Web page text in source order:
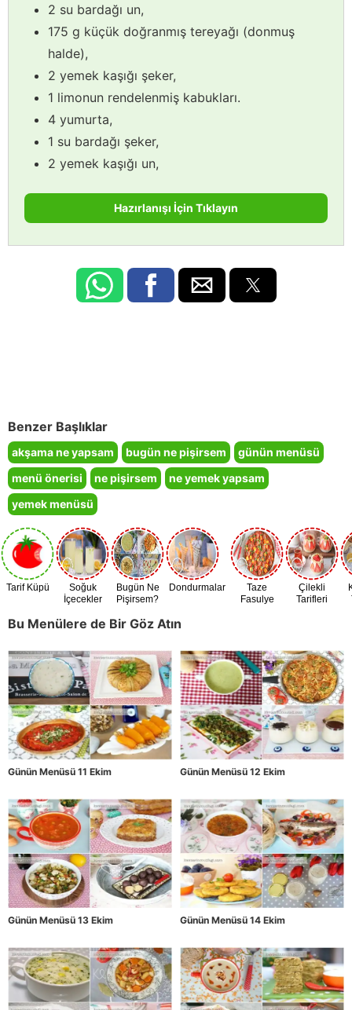
2 su bardağı un,
175 g küçük doğranmış tereyağı (donmuş
halde),
2 yemek kaşığı şeker,
1 limonun rendelenmiş kabukları.
4 yumurta,
1 su bardağı şeker,
2 yemek kaşığı un,
Hazırlanışı İçin Tıklayın
Benzer Başlıklar
akşama ne yapsam bugün ne pişirsem
günün menüsü
menü önerisi
ne pişirsem
ne yemek yapsam
yemek menüsü
Tarif Küpü
Soğuk
İçecekler
Bugün Ne
Pişirsem?
Dondurmalar
Taze
Fasulye
Çilekli
Tarifleri
Bu Menülere de Bir Göz Atın
Günün Menüsü 11 Ekim Günün Menüsü 12 Ekim
Günün Menüsü 13 Ekim Günün Menüsü 14 Ekim